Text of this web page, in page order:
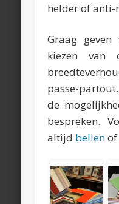
helder of anti-
Graag
kiezen van
passe-
de
bespreken.
altijd bellenof